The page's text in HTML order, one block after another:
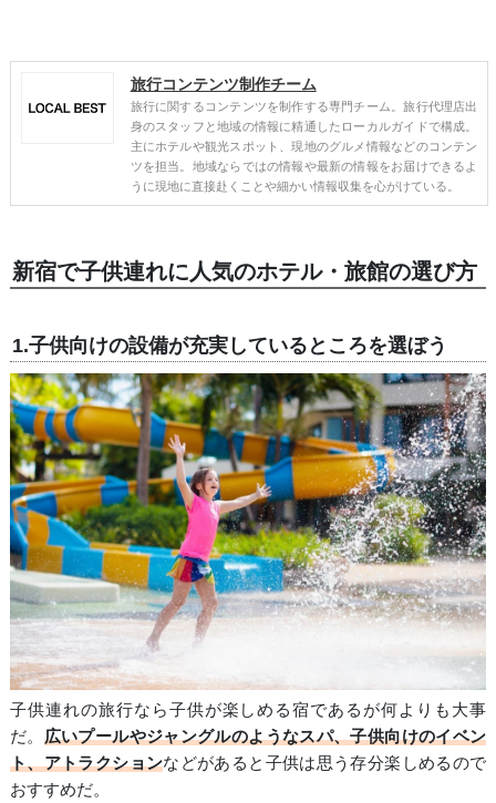
旅行コンテンツ制作チーム
旅行に関するコンテンツを制作する専門チーム。旅行代理店出
身のスタッフと地域の情報に精通したローカルガイドで構成。
主にホテルや観光スポット、現地のグルメ情報などのコンテン
ツを担当。地域ならではの情報や最新の情報をお届けできるよ
うに現地に直接赴くことや細かい情報収集を心がけている。
新宿で子供連れに人気のホテル・旅館の選び方
1.子供向けの設備が充実しているところを選ぼう
子供連れの旅行なら子供が楽しめる宿であるが何よりも大事
だ。 広いプールやジャングルのようなスパ、子供向けのイベン
ト、アトラクションなどがあると子供は思う存分楽しめるので
おすすめだ。